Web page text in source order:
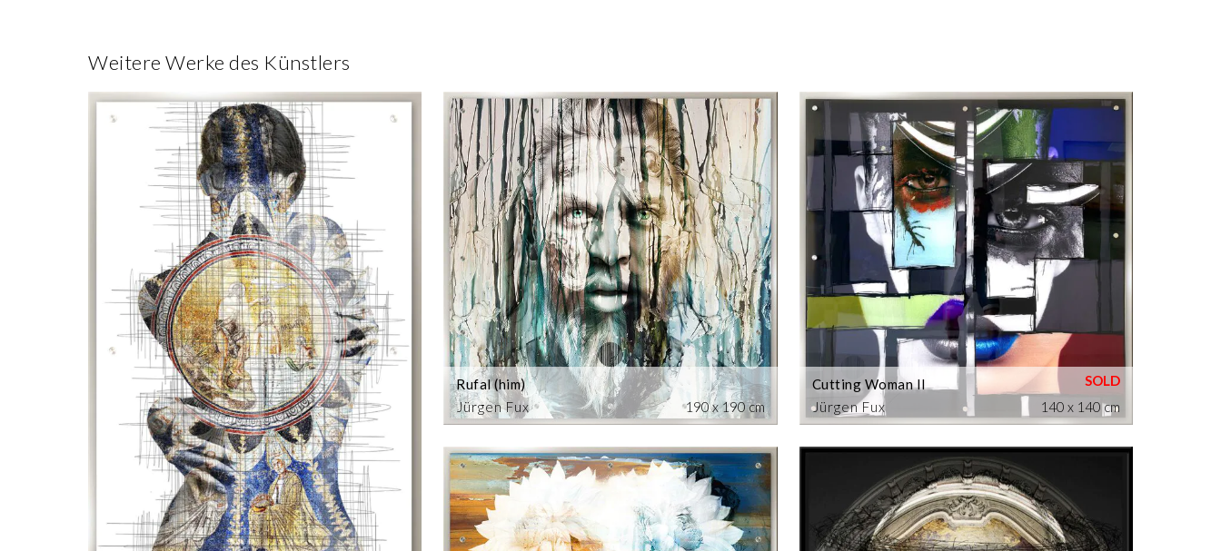
Weitere Werke des Künstlers
Jürgen Fux
Rufal (him)
190 x 190 cm
Jürgen Fux
Cutting Woman II
140 x 140 cm